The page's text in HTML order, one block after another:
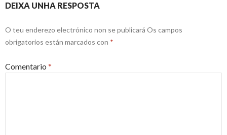
DEIXA UNHA RESPOSTA
O teu enderezo electrónico non se publicará Os campos
obrigatorios están marcados con *
Comentario *